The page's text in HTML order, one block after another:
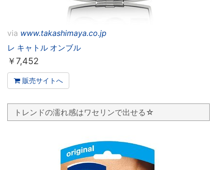
via www.takashimaya.co.jp
レ キャトル オンブル
￥7,452
販売サイトへ
トレンドの濡れ感はワセリンで出せる☆